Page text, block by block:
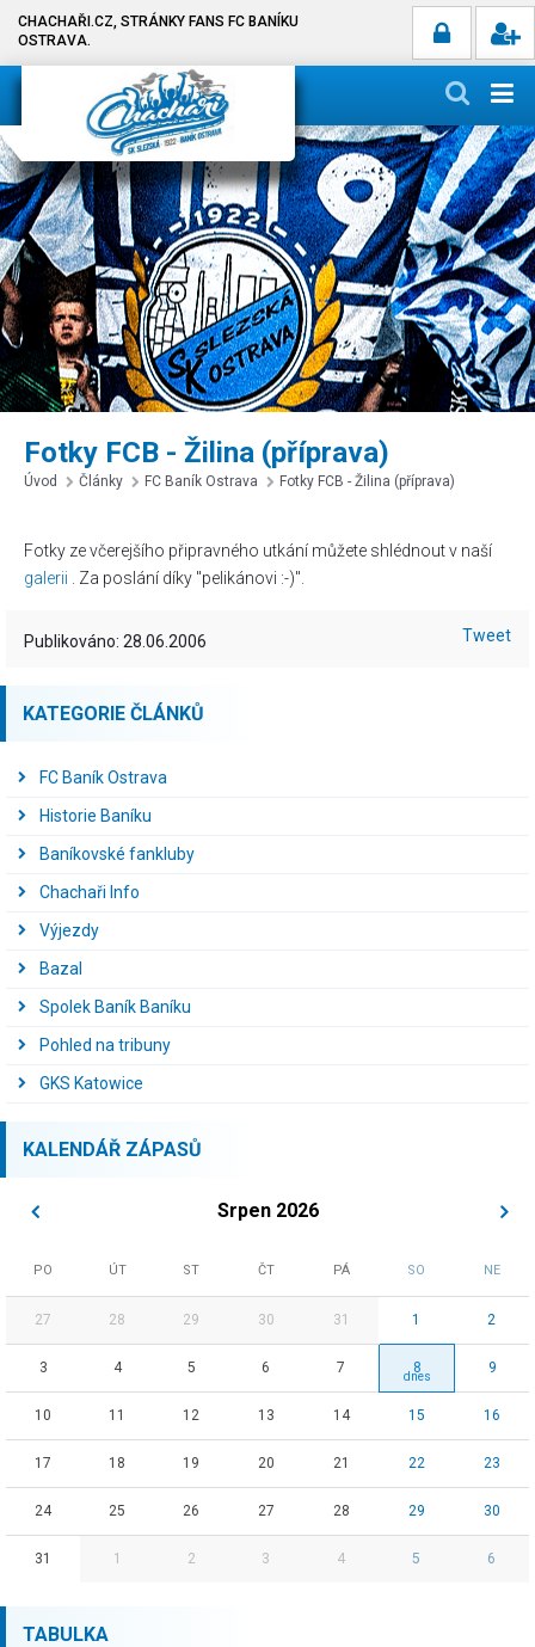
CHACHAŘI.CZ, STRÁNKY FANS FC BANÍKU
OSTRAVA.
Fotky FCB - Žilina (příprava)
Úvod Články FC Baník Ostrava Fotky FCB - Žilina (příprava)
Fotky ze včerejšího připravného utkání můžete shlédnout v naší
galerii . Za poslání díky "pelikánovi :-)".
Publikováno: 28.06.2006 Tweet
KATEGORIE ČLÁNKŮ
FC Baník Ostrava
Historie Baníku
Baníkovské fankluby
Chachaři Info
Výjezdy
Bazal
Spolek Baník Baníku
Pohled na tribuny
GKS Katowice
KALENDÁŘ ZÁPASŮ
Srpen 2026
PO ÚT ST ČT PÁ SO NE
27 28 29 30 31 1 2
3 4 5 6 7 8 9
10 11 12 13 14 15 16
17 18 19 20 21 22 23
24 25 26 27 28 29 30
31 1 2 3 4 5 6
TABULKA